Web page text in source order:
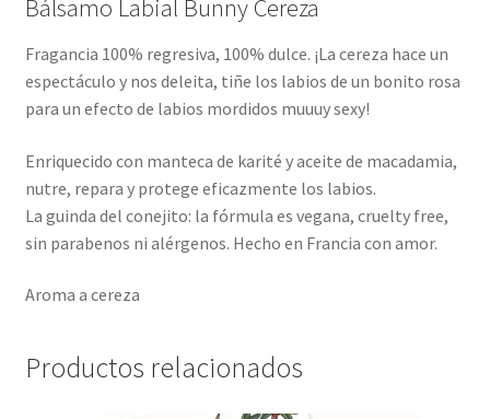
Bálsamo Labial Bunny Cereza
Fragancia 100% regresiva, 100% dulce. ¡La cereza hace un
espectáculo y nos deleita, tiñe los labios de un bonito rosa
para un efecto de labios mordidos muuuy sexy!
Enriquecido con manteca de karité y aceite de macadamia,
nutre, repara y protege eficazmente los labios.
La guinda del conejito: la fórmula es vegana, cruelty free,
sin parabenos ni alérgenos. Hecho en Francia con amor.
Aroma a cereza
Productos relacionados